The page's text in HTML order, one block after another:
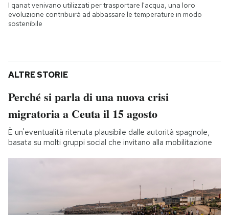
I qanat venivano utilizzati per trasportare l'acqua, una loro
evoluzione contribuirà ad abbassare le temperature in modo
sostenibile
ALTRE STORIE
Perché si parla di una nuova crisi
migratoria a Ceuta il 15 agosto
È un'eventualità ritenuta plausibile dalle autorità spagnole,
basata su molti gruppi social che invitano alla mobilitazione